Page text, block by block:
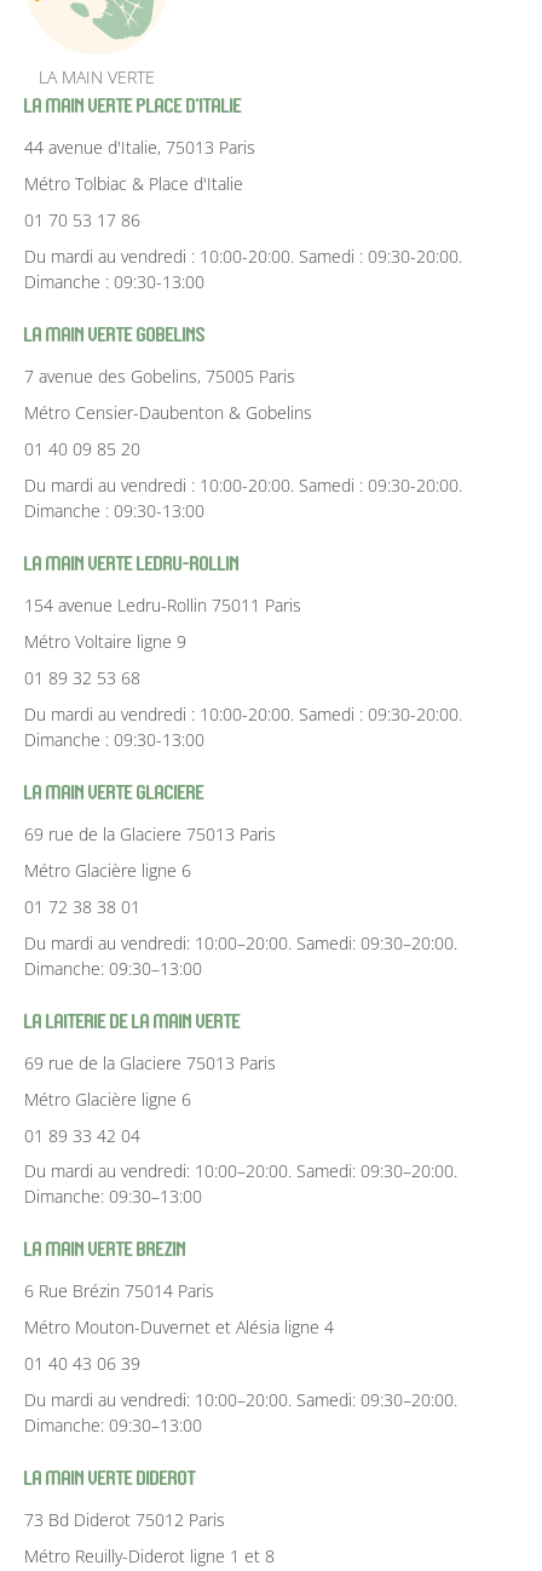
LA MAIN VERTE
La Main Verte Place d'Italie
44 avenue d'Italie, 75013 Paris
Métro Tolbiac & Place d'Italie
01 70 53 17 86
Du mardi au vendredi : 10:00-20:00. Samedi : 09:30-20:00.
Dimanche : 09:30-13:00
La Main Verte Gobelins
7 avenue des Gobelins, 75005 Paris
Métro Censier-Daubenton & Gobelins
01 40 09 85 20
Du mardi au vendredi : 10:00-20:00. Samedi : 09:30-20:00.
Dimanche : 09:30-13:00
La Main Verte Ledru-Rollin
154 avenue Ledru-Rollin 75011 Paris
Métro Voltaire ligne 9
01 89 32 53 68
Du mardi au vendredi : 10:00-20:00. Samedi : 09:30-20:00.
Dimanche : 09:30-13:00
La Main Verte Glaciere
69 rue de la Glaciere 75013 Paris
Métro Glacière ligne 6
01 72 38 38 01
Du mardi au vendredi: 10:00–20:00. Samedi: 09:30–20:00.
Dimanche: 09:30–13:00
La Laiterie de la Main Verte
69 rue de la Glaciere 75013 Paris
Métro Glacière ligne 6
01 89 33 42 04
Du mardi au vendredi: 10:00–20:00. Samedi: 09:30–20:00.
Dimanche: 09:30–13:00
La Main Verte Brezin
6 Rue Brézin 75014 Paris
Métro Mouton-Duvernet et Alésia ligne 4
01 40 43 06 39
Du mardi au vendredi: 10:00–20:00. Samedi: 09:30–20:00.
Dimanche: 09:30–13:00
La Main Verte Diderot
73 Bd Diderot 75012 Paris
Métro Reuilly-Diderot ligne 1 et 8